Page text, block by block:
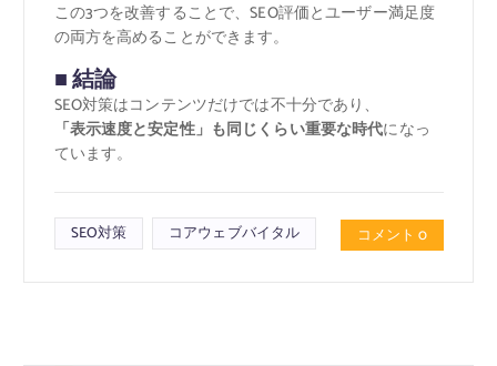
この3つを改善することで、SEO評価とユーザー満足度
の両方を高めることができます。
■ 結論
SEO対策はコンテンツだけでは不十分であり、
「表示速度と安定性」も同じくらい重要な時代になっ
ています。
SEO対策 コアウェブバイタル コメント 0